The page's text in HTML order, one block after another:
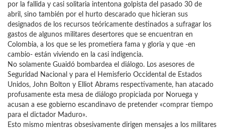
por la fallida y casi solitaria intentona golpista del pasado 30 de
abril, sino también por el hurto descarado que hicieran sus
designados de los recursos teóricamente destinados a sufragar los
gastos de algunos militares desertores que se encuentran en
Colombia, a los que se les prometiera fama y gloria y que -en
cambio- están viviendo en la casi indigencia.
No solamente Guaidó bombardea el diálogo. Los asesores de
Seguridad Nacional y para el Hemisferio Occidental de Estados
Unidos, John Bolton y Elliot Abrams respectivamente, han atacado
profusamente esta mesa de diálogo propiciada por Noruega y
acusan a ese gobierno escandinavo de pretender «comprar tiempo
para el dictador Maduro».
Esto mismo mientras obsesivamente dirigen mensajes a los militares